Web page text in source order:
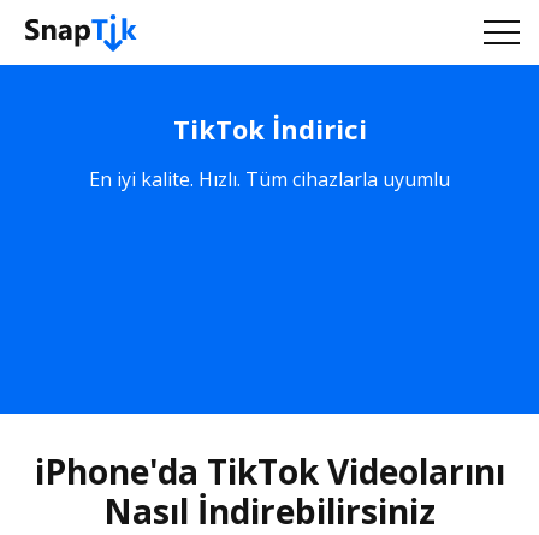
TikTok İndirici
En iyi kalite. Hızlı. Tüm cihazlarla uyumlu
iPhone'da TikTok Videolarını
Nasıl İndirebilirsiniz